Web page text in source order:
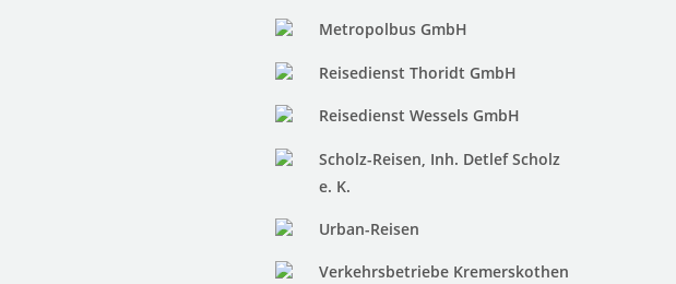
Metropolbus GmbH
Reisedienst Thoridt GmbH
Reisedienst Wessels GmbH
Scholz-Reisen, Inh. Detlef Scholz
e. K.
Urban-Reisen
Verkehrsbetriebe Kremerskothen